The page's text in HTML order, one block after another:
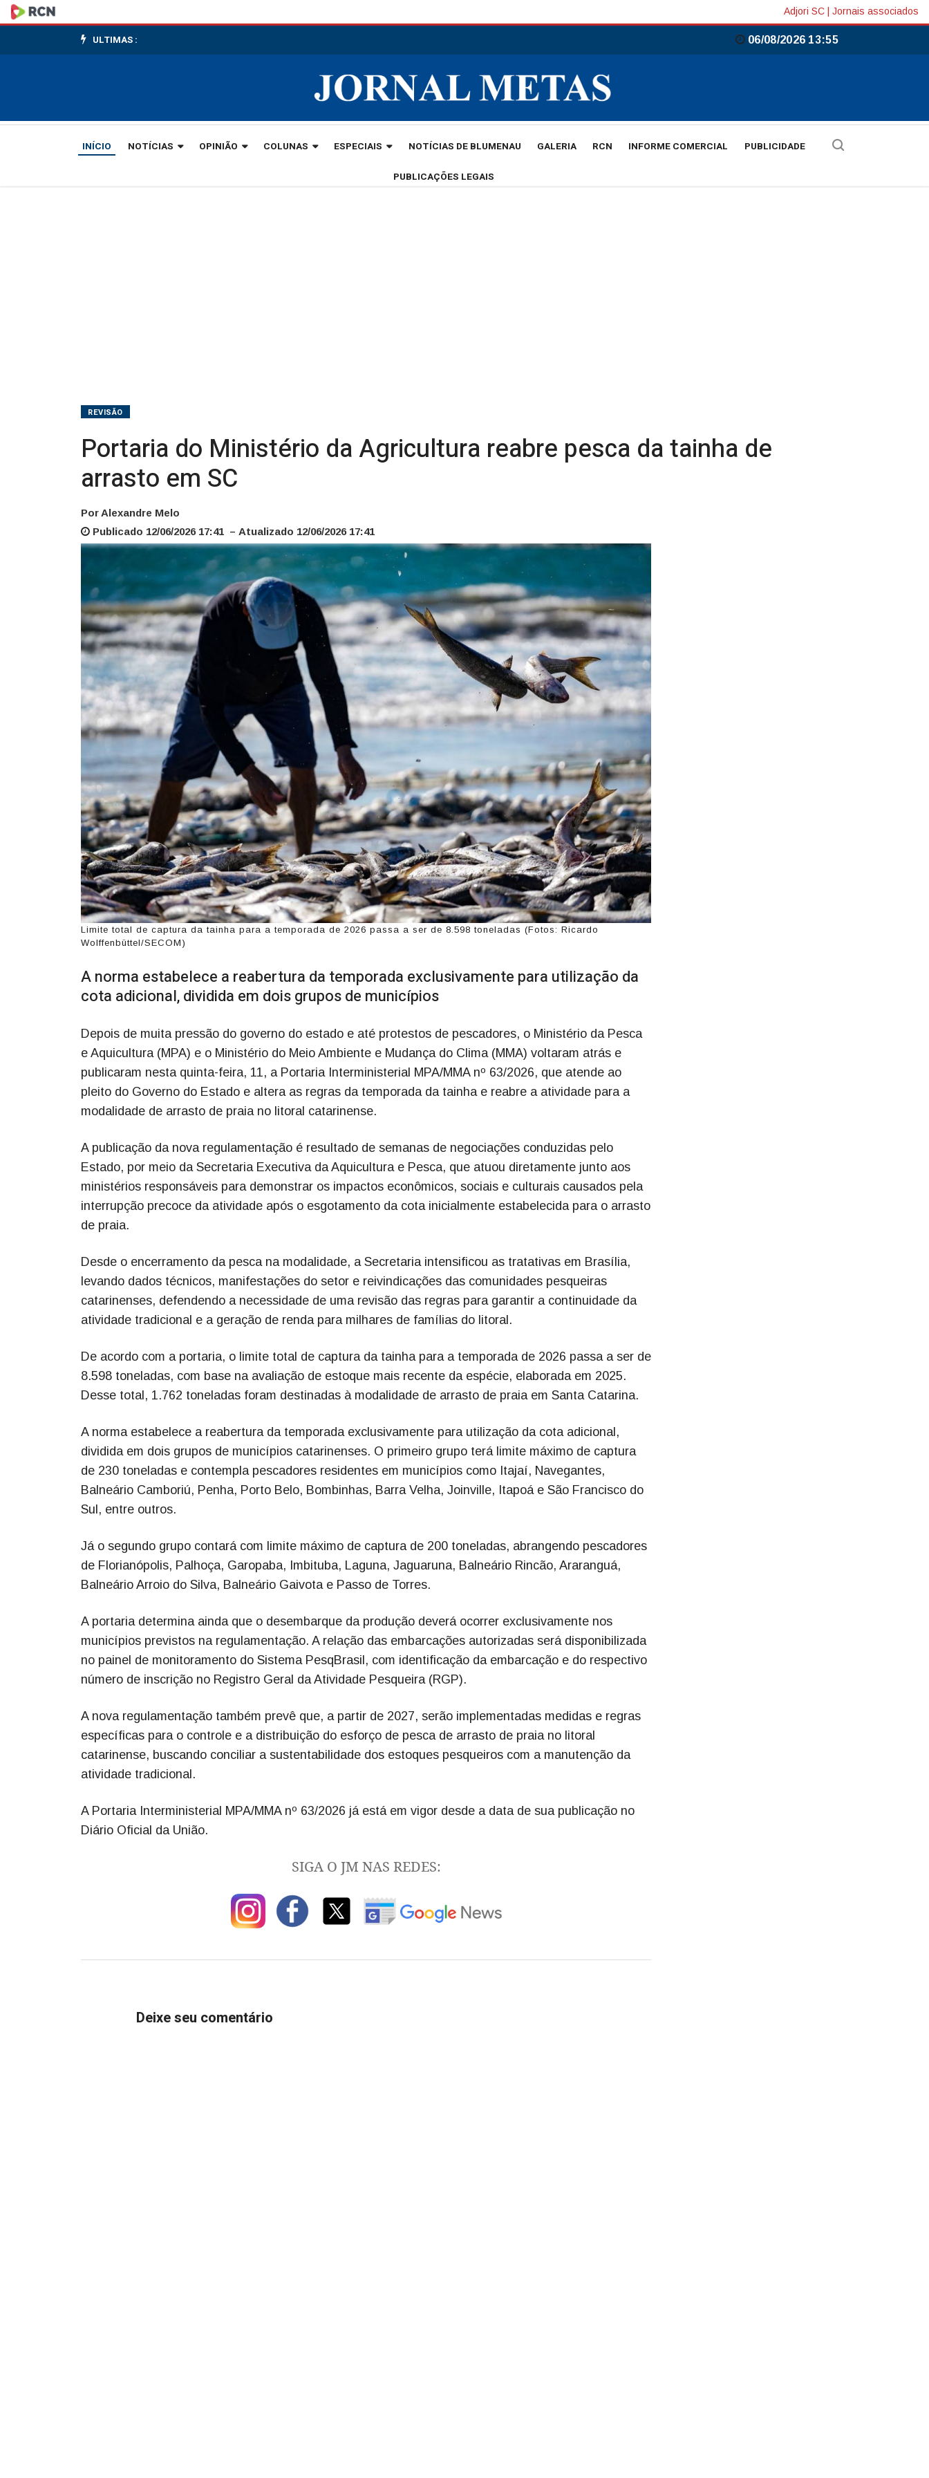
Portaria
do
Agricultura
Adjori SC Jornais associados
ULTIMAS : 06/08/2026 13:55
INÍCIO NOTÍCIAS OPINIÃO COLUNAS ESPECIAIS NOTÍCIAS DE BLUMENAU GALERIA RCN INFORME COMERCIAL PUBLICIDADE
PUBLICAÇÕES LEGAIS
REVISÃO
Portaria do Ministério da Agricultura reabre pesca da tainha de
arrasto em SC
Por Alexandre Melo
Publicado 12/06/2026 17:41 – Atualizado 12/06/2026 17:41
Limite total de captura da tainha para a temporada de 2026 passa a ser de 8.598 toneladas (Fotos: Ricardo
Wolffenbüttel/SECOM)
A norma estabelece a reabertura da temporada exclusivamente para utilização da
cota adicional, dividida em dois grupos de municípios
Depois de muita pressão do governo do estado e até protestos de pescadores, o Ministério da Pesca
e Aquicultura (MPA) e o Ministério do Meio Ambiente e Mudança do Clima (MMA) voltaram atrás e
publicaram nesta quinta-feira, 11, a Portaria Interministerial MPA/MMA nº 63/2026, que atende ao
pleito do Governo do Estado e altera as regras da temporada da tainha e reabre a atividade para a
modalidade de arrasto de praia no litoral catarinense.
A publicação da nova regulamentação é resultado de semanas de negociações conduzidas pelo
Estado, por meio da Secretaria Executiva da Aquicultura e Pesca, que atuou diretamente junto aos
ministérios responsáveis para demonstrar os impactos econômicos, sociais e culturais causados pela
interrupção precoce da atividade após o esgotamento da cota inicialmente estabelecida para o arrasto
de praia.
Desde o encerramento da pesca na modalidade, a Secretaria intensificou as tratativas em Brasília,
levando dados técnicos, manifestações do setor e reivindicações das comunidades pesqueiras
catarinenses, defendendo a necessidade de uma revisão das regras para garantir a continuidade da
atividade tradicional e a geração de renda para milhares de famílias do litoral.
De acordo com a portaria, o limite total de captura da tainha para a temporada de 2026 passa a ser de
8.598 toneladas, com base na avaliação de estoque mais recente da espécie, elaborada em 2025.
Desse total, 1.762 toneladas foram destinadas à modalidade de arrasto de praia em Santa Catarina.
A norma estabelece a reabertura da temporada exclusivamente para utilização da cota adicional,
dividida em dois grupos de municípios catarinenses. O primeiro grupo terá limite máximo de captura
de 230 toneladas e contempla pescadores residentes em municípios como Itajaí, Navegantes,
Balneário Camboriú, Penha, Porto Belo, Bombinhas, Barra Velha, Joinville, Itapoá e São Francisco do
Sul, entre outros.
Já o segundo grupo contará com limite máximo de captura de 200 toneladas, abrangendo pescadores
de Florianópolis, Palhoça, Garopaba, Imbituba, Laguna, Jaguaruna, Balneário Rincão, Araranguá,
Balneário Arroio do Silva, Balneário Gaivota e Passo de Torres.
A portaria determina ainda que o desembarque da produção deverá ocorrer exclusivamente nos
municípios previstos na regulamentação. A relação das embarcações autorizadas será disponibilizada
no painel de monitoramento do Sistema PesqBrasil, com identificação da embarcação e do respectivo
número de inscrição no Registro Geral da Atividade Pesqueira (RGP).
A nova regulamentação também prevê que, a partir de 2027, serão implementadas medidas e regras
específicas para o controle e a distribuição do esforço de pesca de arrasto de praia no litoral
catarinense, buscando conciliar a sustentabilidade dos estoques pesqueiros com a manutenção da
atividade tradicional.
A Portaria Interministerial MPA/MMA nº 63/2026 já está em vigor desde a data de sua publicação no
Diário Oficial da União.
SIGA O JM NAS REDES:
Deixe seu comentário